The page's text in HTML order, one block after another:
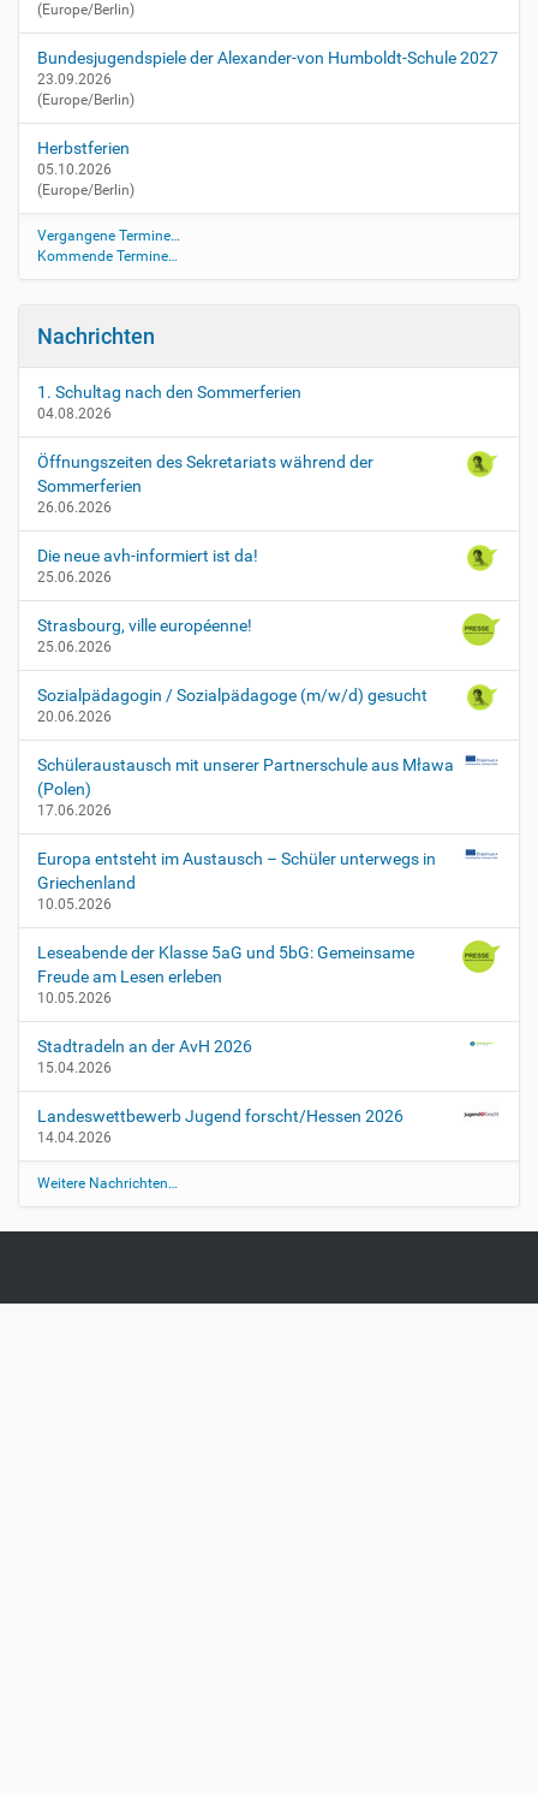
(Europe/Berlin)
Bundesjugendspiele der Alexander-von Humboldt-Schule 2027
23.09.2026
(Europe/Berlin)
Herbstferien
05.10.2026
(Europe/Berlin)
Vergangene Termine…
Kommende Termine…
Nachrichten
1. Schultag nach den Sommerferien
04.08.2026
Öffnungszeiten des Sekretariats während der
Sommerferien
26.06.2026
Die neue avh-informiert ist da!
25.06.2026
Strasbourg, ville européenne!
25.06.2026
Sozialpädagogin / Sozialpädagoge (m/w/d) gesucht
20.06.2026
Schüleraustausch mit unserer Partnerschule aus Mława
(Polen)
17.06.2026
Europa entsteht im Austausch – Schüler unterwegs in
Griechenland
10.05.2026
Leseabende der Klasse 5aG und 5bG: Gemeinsame
Freude am Lesen erleben
10.05.2026
Stadtradeln an der AvH 2026
15.04.2026
Landeswettbewerb Jugend forscht/Hessen 2026
14.04.2026
Weitere Nachrichten…